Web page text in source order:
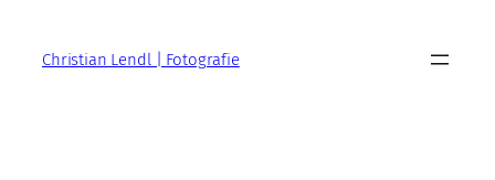
springenChristian Lendl | Fotografie